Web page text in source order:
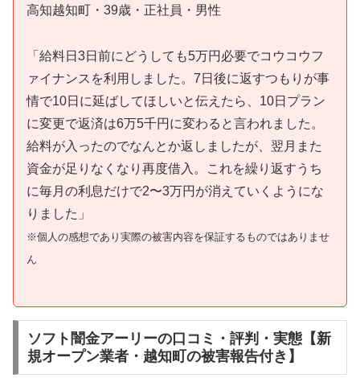
高知越知町・39歳・正社員・男性
「給料日3日前にどうしても5万円必要でコウコウフ
ァイナンスを利用しました。7日後に返すつもりが事
情で10日に延ばしてほしいと伝えたら、10日プラン
に変更で返済は6万5千円に変わると言われました。
給料が入ったのでなんとか返しましたが、翌月また
資金が足りなくなり再度借入。これを繰り返すうち
に毎月の利息だけで2〜3万円が消えていくようにな
りました」
※個人の感想であり実際の被害内容を保証するものではありませ
ん
ソフト闇金アーリーの口コミ・評判・実態【新
規オープン業者・越知町の被害報告付き】